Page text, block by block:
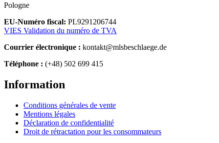
Pologne
EU-Numéro fiscal: PL9291206744
VIES Validation du numéro de TVA
Courrier électronique : kontakt@mlsbeschlaege.de
Téléphone : (+48) 502 699 415
Information
Conditions générales de vente
Mentions légales
Déclaration de confidentialité
Droit de rétractation pour les consommateurs